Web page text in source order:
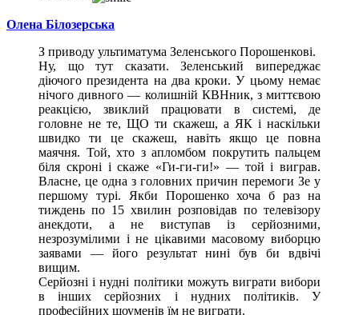
Олена Білозерська
З приводу ультиматума Зеленського Порошенкові.
Ну, що тут сказати. Зеленський випереджає
діючого президента на два кроки. У цьому немає
нічого дивного — колишній КВНник, з миттєвою
реакцією, звиклий працювати в системі, де
головне не те, ЩО ти скажеш, а ЯК і наскільки
швидко ти це скажеш, навіть якщо це повна
маячня. Той, хто з апломбом покрутить пальцем
біля скроні і скаже «Ги-ги-ги!» — той і виграв.
Власне, це одна з головних причин перемоги Зе у
першому турі. Якби Порошенко хоча б раз на
тиждень по 15 хвилин розповідав по телевізору
анекдоти, а не виступав із серйозними,
незрозумілими і не цікавими масовому виборцю
заявами — його результат нині був би вдвічі
вищим.
Серйозні і нудні політики можуть виграти вибори
в інших серйозних і нудних політиків. У
професійних шоуменів їм не виграти.